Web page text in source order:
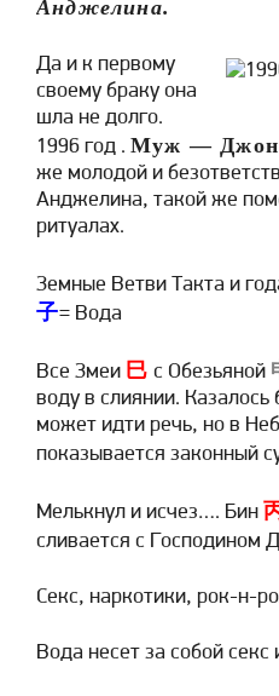
Анджелина.
Да и к первому
своему браку она
шла не долго.
1996 год . Муж —
же молодой и
Анджелина, такой же
ритуалах.
Земные Ветви Такта и
子= Вода
Все Змеи 巳 с Обезьяной
воду в слиянии.
может идти речь, но в
показывается законный
Мелькнул и исчез…. Бин
сливается с Господином
Секс, наркотики, рок-н-
Вода несет за собой секс